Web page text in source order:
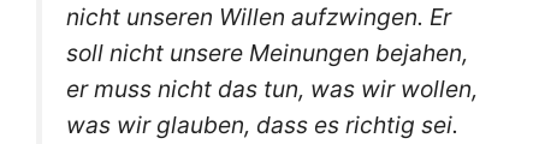
nicht unseren Willen aufzwingen. Er
soll nicht unsere Meinungen bejahen,
er muss nicht das tun, was wir wollen,
was wir glauben, dass es richtig sei.